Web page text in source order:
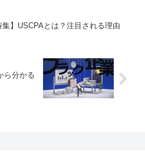
集】USCPAとは？注目される理由
ら分かる